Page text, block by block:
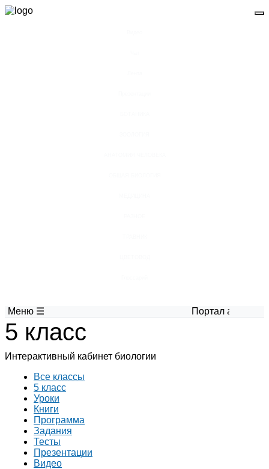
Меню ☰ Портал авторских
5 класс
Интерактивный кабинет биологии
Все классы
5 класс
Уроки
Книги
Программа
Задания
Тесты
Презентации
Видео